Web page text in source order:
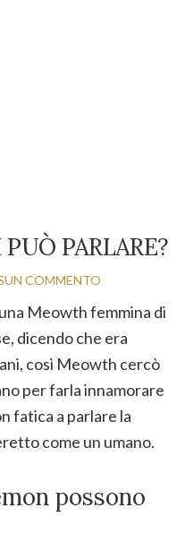
PARLARE?
COMMENTO
Meowth femmina di
dicendo che era
così Meowth cercò
per farla innamorare
fatica a parlare la
come un umano.
possono